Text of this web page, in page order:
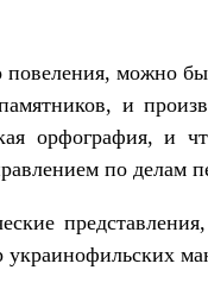
можно
и
орфография, и
по делам